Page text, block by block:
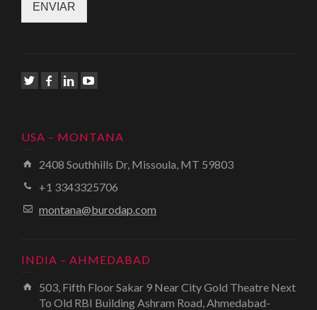
ENVIAR
USA – MONTANA
2408 Southhills Dr, Missoula, MT 59803
+1 3343325706
montana@burodap.com
INDIA – AHMEDABAD
503, Fifth Floor Sakar 9 Near City Gold Theatre Next
To Old RBI Building Ashram Road, Ahmedabad-